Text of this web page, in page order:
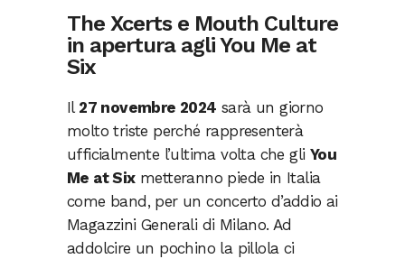
The Xcerts e Mouth Culture
in apertura agli You Me at
Six
Il 27 novembre 2024 sarà un giorno
molto triste perché rappresenterà
ufficialmente l’ultima volta che gli You
Me at Sixmetteranno piede in Italia
come band, per un concerto d’addio ai
Magazzini Generali di Milano. Ad
addolcire un pochino la pillola ci